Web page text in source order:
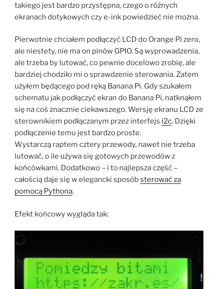
takiego jest bardzo przystępna, czego o różnych
ekranach dotykowych czy e-ink powiedzieć nie można.
Pierwotnie chciałem podłączyć LCD do Orange Pi zero,
ale niestety, nie ma on pinów GPIO. Są wyprowadzenia,
ale trzeba by lutować, co pewnie docelowo zrobię, ale
bardziej chodziło mi o sprawdzenie sterowania. Zatem
użyłem będącego pod ręką Banana Pi. Gdy szukałem
schematu jak podłączyć ekran do Banana Pi, natknąłem
się na coś znacznie ciekawszego. Wersję ekranu LCD ze
sterownikiem podłączanym przez interfejs i2c. Dzięki
podłączenie temu jest bardzo proste.
Wystarczą raptem cztery przewody, nawet nie trzeba
lutować, o ile używa się gotowych przewodów z
końcówkami. Dodatkowo – i to najlepsza część –
całością daje się w elegancki sposóbsterować za
pomocą Pythona.
Efekt końcowy wygląda tak: